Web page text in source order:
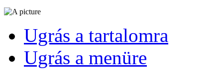
Ugrás a tartalomra
Ugrás a menüre